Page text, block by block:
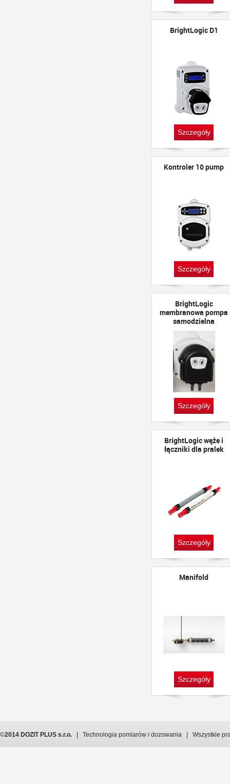
BrightLogic D1
Szczegóły
Kontroler 10 pump
Szczegóły
BrightLogic
membranowa pompa
samodzielna
Szczegóły
BrightLogic węże i
łączniki dla pralek
Szczegóły
Manifold
Szczegóły
©2014 DOZIT PLUS s.r.o. | Technologia pomiarów i dozowania | Wszystkie